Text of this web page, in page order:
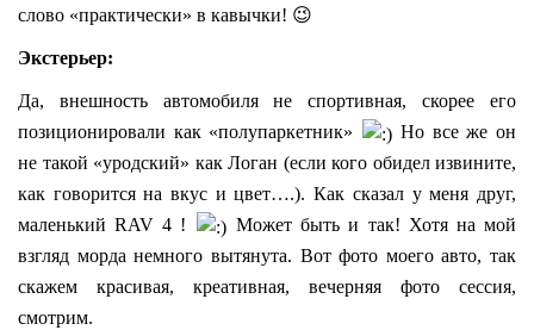
слово «практически» в кавычки! 😉
Экстерьер:
Да, внешность автомобиля не спортивная, скорее его
позиционировали как «полупаркетник»
Но все же он
не такой «уродский» как Логан (если кого обидел извините,
как говорится на вкус и цвет….). Как сказал у меня друг,
маленький RAV 4 !
Может быть и так! Хотя на мой
взгляд морда немного вытянута. Вот фото моего авто, так
скажем красивая, креативная, вечерняя фото сессия,
смотрим.